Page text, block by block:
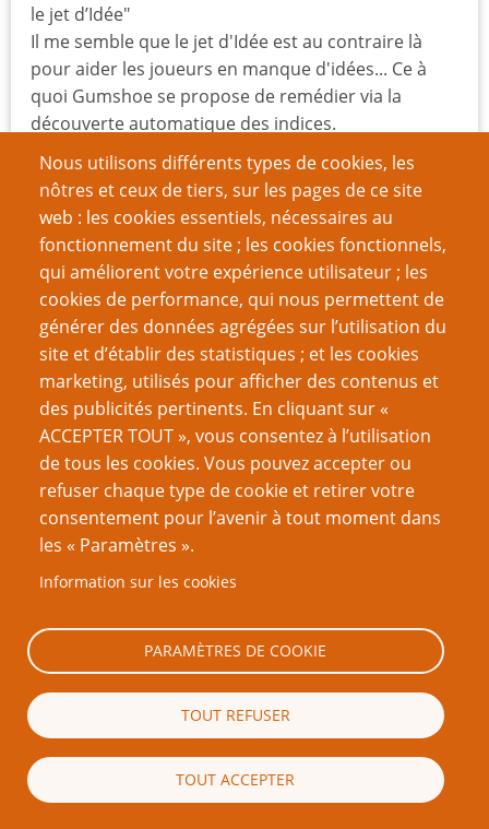
le jet d’Idée"
Il me semble que le jet d'Idée est au contraire là
pour aider les joueurs en manque d'idées... Ce à
quoi Gumshoe se propose de remédier via la
découverte automatique des indices.
- "Le système de “dépense” de Gumshoe force les
joueurs à choisir quand ils veulent que leurs persos
soient géniaux"*
Oui c'est le principe du jeu, plus de maitrise dans
les mains du joueurs.
- "et, quand cela se produit, oblige les MJ à inventer
plusieurs niveaux d’indices."
Non, le MJ n'est pas obligé de mettre plusieurs
indices à chaque fois (ce serait d'ailleurs ridicule).
- "mais on a également rencontré des difficultés
avec les compétences sociales dans Gumshoe."
Comme dans beaucoup de JdR hélas, pourquoi en
faire une critique propre à Gumshoe ?
- "l’utilisation de la compétence Bullshit Detector[...]
transformées en uniques jets de dés et ça a
passablement gâché notre plaisir."
Là encore comme dans beaucoup de JdR. Il ne faut
pas utiliser cette compétence :D.
- "lancer les dés. Pour nous, ça fait partie de
l’expérience du JdR et si on nous enlève ça, ça fait
Nous utilisons différents types de cookies, les
nôtres et ceux de tiers, sur les pages de ce site
web : les cookies essentiels, nécessaires au
fonctionnement du site ; les cookies fonctionnels,
qui améliorent votre expérience utilisateur ; les
cookies de performance, qui nous permettent de
générer des données agrégées sur l’utilisation du
site et d’établir des statistiques ; et les cookies
marketing, utilisés pour afficher des contenus et
des publicités pertinents. En cliquant sur «
ACCEPTER TOUT », vous consentez à l’utilisation
de tous les cookies. Vous pouvez accepter ou
refuser chaque type de cookie et retirer votre
consentement pour l’avenir à tout moment dans
les « Paramètres ».
Information sur les cookies
PARAMÈTRES DE COOKIE
TOUT REFUSER
TOUT ACCEPTER